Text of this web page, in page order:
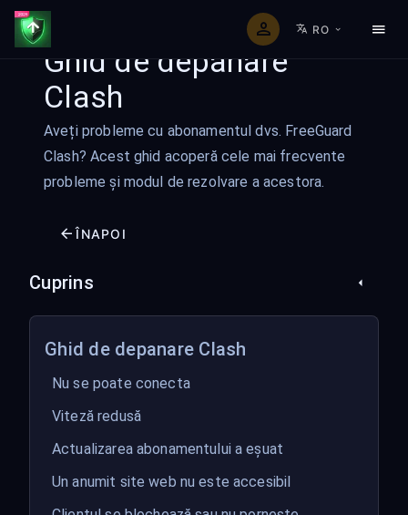
RO
Ghid de depanare
Clash
Aveți probleme cu abonamentul dvs. FreeGuard
Clash? Acest ghid acoperă cele mai frecvente
probleme și modul de rezolvare a acestora.
ÎNAPOI
Cuprins
Ghid de depanare Clash
Nu se poate conecta
Viteză redusă
Actualizarea abonamentului a eșuat
Un anumit site web nu este accesibil